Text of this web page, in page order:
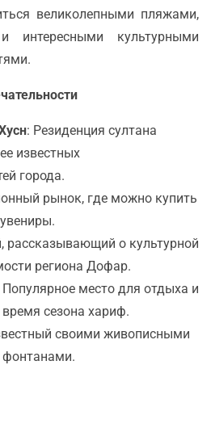
великолепными пляжами,
интересными культурными
: Резиденция султана
известных
города.
рынок, где можно купить
рассказывающий о культурной
региона Дофар.
Популярное место для отдыха и
сезона хариф.
своими живописными